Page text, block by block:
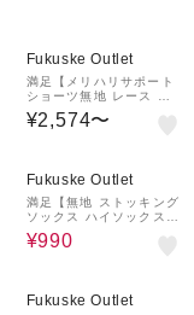
Fukuske Outlet
満足【メリハリサポート
ショーツ無地 レース ボ
クサータイプ 骨盤周りパ
ワーネット】
¥2,574〜
Fukuske Outlet
満足【無地 ストッキング
ソックス ハイソックス丈
消臭加工】
¥990
Fukuske Outlet